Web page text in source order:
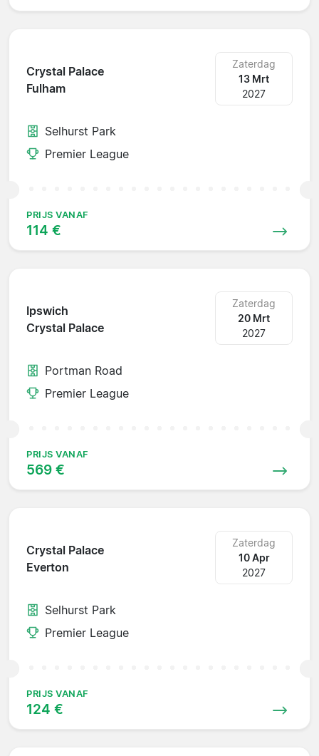
Crystal Palace
Fulham
Zaterdag
13 Mrt
2027
Selhurst Park
Premier League
PRIJS VANAF
114 €
Ipswich
Crystal Palace
Zaterdag
20 Mrt
2027
Portman Road
Premier League
PRIJS VANAF
569 €
Crystal Palace
Everton
Zaterdag
10 Apr
2027
Selhurst Park
Premier League
PRIJS VANAF
124 €